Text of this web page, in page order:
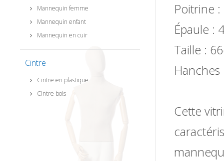
Mannequin femme
Mannequin enfant
Mannequin en cuir
Cintre
Cintre en plastique
Cintre bois
Poitrine
Épaule :
Taille :
Cette